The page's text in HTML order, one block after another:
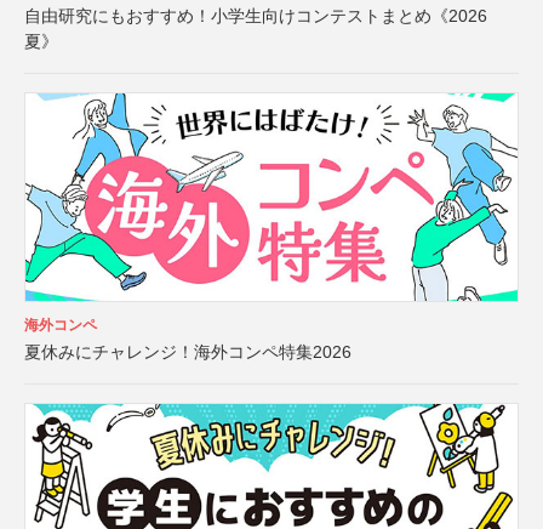
自由研究にもおすすめ！小学生向けコンテストまとめ《2026
夏》
海外コンペ
夏休みにチャレンジ！海外コンペ特集2026